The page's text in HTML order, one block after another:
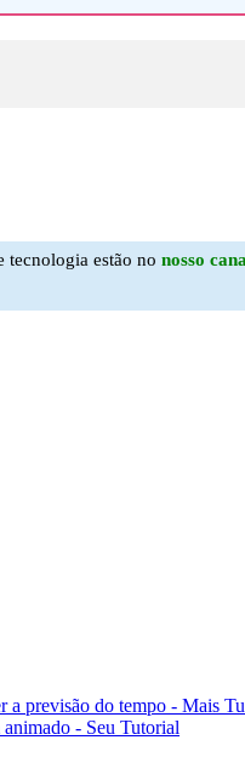
tecnologia estão nonosso
a previsão do tempo - Mais
- Seu Tutorial